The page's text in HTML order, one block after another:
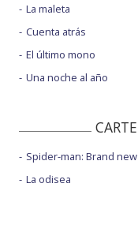
La maleta
Cuenta atrás
El último mono
Una noche al año
Spider-man: Brand
La odisea